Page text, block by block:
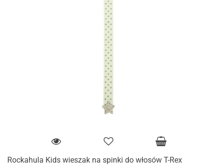
Rockahula Kids wieszak na spinki do włosów T-Rex